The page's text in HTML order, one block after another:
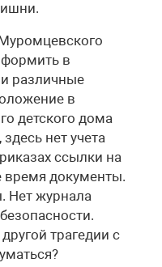
в
различные
в
детского дома
нет учета
ссылки на
время документы.
Нет журнала
трагедии с